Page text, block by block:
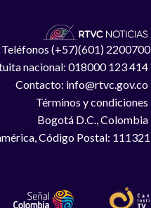
Teléfonos (+57)(601) 2200700
nacional: 018000 123 414
Contacto: info@rtvc.gov.co
Términos y condiciones
Bogotá D.C., Colombia
Código Postal: 111321